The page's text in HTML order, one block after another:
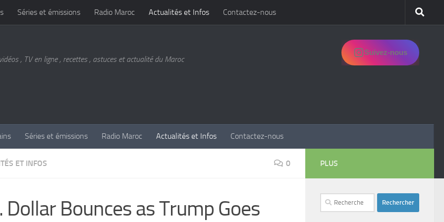
Séries et émissions Radio Maroc Actualités et Infos Contactez-nous
, TV en ligne , recettes , astuces et actualité du Maroc
Suivez-nous
Séries et émissions Radio Maroc Actualités et Infos Contactez-nous
ET INFOS 0
Dollar Bounces as Trump Goes
PLUS
Rechercher :